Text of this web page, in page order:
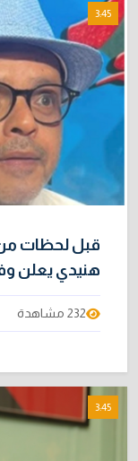
3:45
قبل لحظات
هنيدي يعلن
232 مشاهدة
3:45